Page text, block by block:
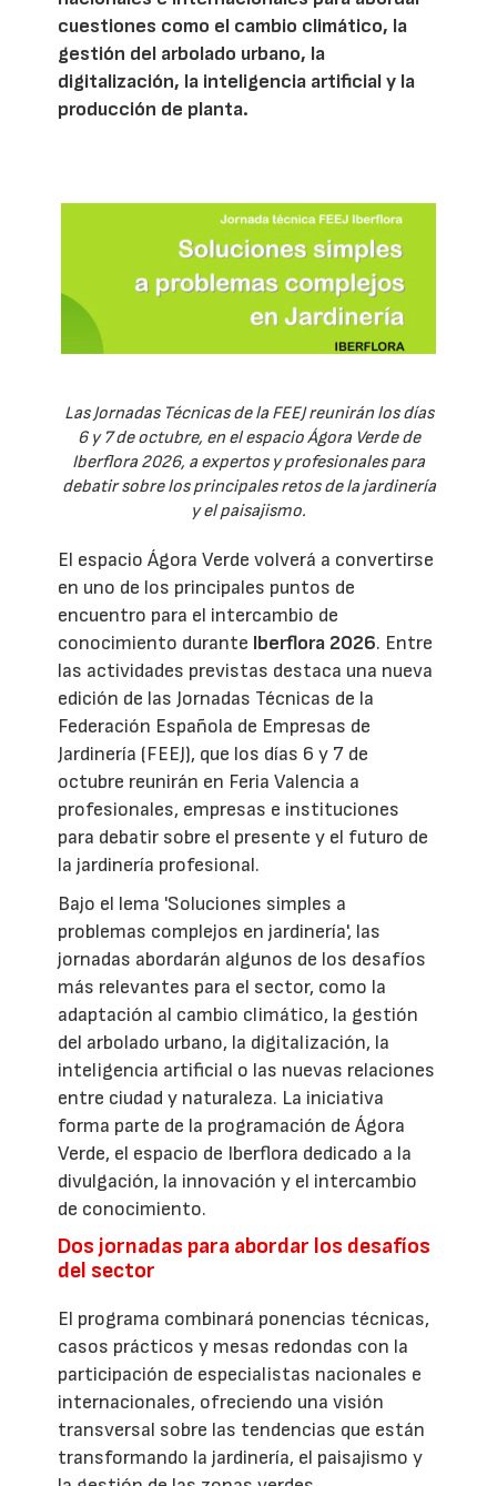
cuestiones como el cambio climático, la
gestión del arbolado urbano, la
digitalización, la inteligencia artificial y la
producción de planta.
Las Jornadas Técnicas de la FEEJ reunirán los días
6 y 7 de octubre, en el espacio Ágora Verde de
Iberflora 2026, a expertos y profesionales para
debatir sobre los principales retos de la jardinería
y el paisajismo.
El espacio Ágora Verde volverá a convertirse
en uno de los principales puntos de
encuentro para el intercambio de
conocimiento durante Iberflora 2026. Entre
las actividades previstas destaca una nueva
edición de las Jornadas Técnicas de la
Federación Española de Empresas de
Jardinería (FEEJ), que los días 6 y 7 de
octubre reunirán en Feria Valencia a
profesionales, empresas e instituciones
para debatir sobre el presente y el futuro de
la jardinería profesional.
Bajo el lema 'Soluciones simples a
problemas complejos en jardinería', las
jornadas abordarán algunos de los desafíos
más relevantes para el sector, como la
adaptación al cambio climático, la gestión
del arbolado urbano, la digitalización, la
inteligencia artificial o las nuevas relaciones
entre ciudad y naturaleza. La iniciativa
forma parte de la programación de Ágora
Verde, el espacio de Iberflora dedicado a la
divulgación, la innovación y el intercambio
de conocimiento.
Dos jornadas para abordar los desafíos
del sector
El programa combinará ponencias técnicas,
casos prácticos y mesas redondas con la
participación de especialistas nacionales e
internacionales, ofreciendo una visión
transversal sobre las tendencias que están
transformando la jardinería, el paisajismo y